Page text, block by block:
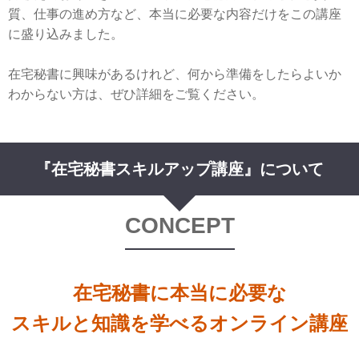
質、仕事の進め方など、本当に必要な内容だけをこの講座
に盛り込みました。
在宅秘書に興味があるけれど、何から準備をしたらよいか
わからない方は、ぜひ詳細をご覧ください。
『在宅秘書スキルアップ講座』について
CONCEPT
在宅秘書に本当に必要な
スキルと知識を学べるオンライン講座